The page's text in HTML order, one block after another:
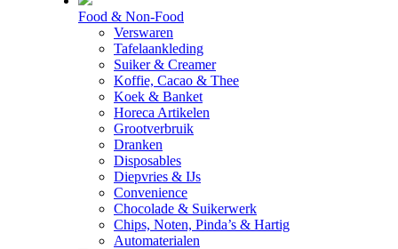
Food & Non-Food
Verswaren
Tafelaankleding
Suiker & Creamer
Koffie, Cacao & Thee
Koek & Banket
Horeca Artikelen
Grootverbruik
Dranken
Disposables
Diepvries & IJs
Convenience
Chocolade & Suikerwerk
Chips, Noten, Pinda’s & Hartig
Automaterialen